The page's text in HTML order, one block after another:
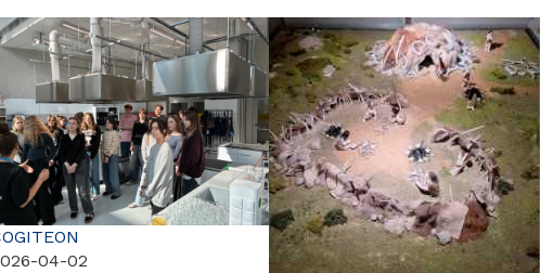
04-02